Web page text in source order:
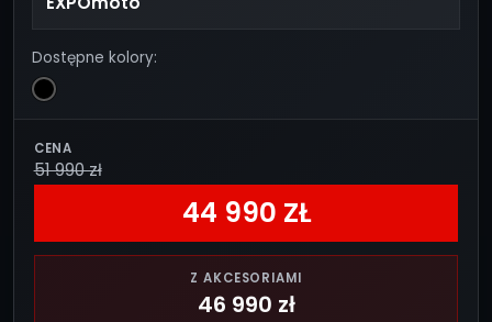
Dostępne kolory:
CENA
51 990 zł
44 990 ZŁ
Z AKCESORIAMI
46 990 zł